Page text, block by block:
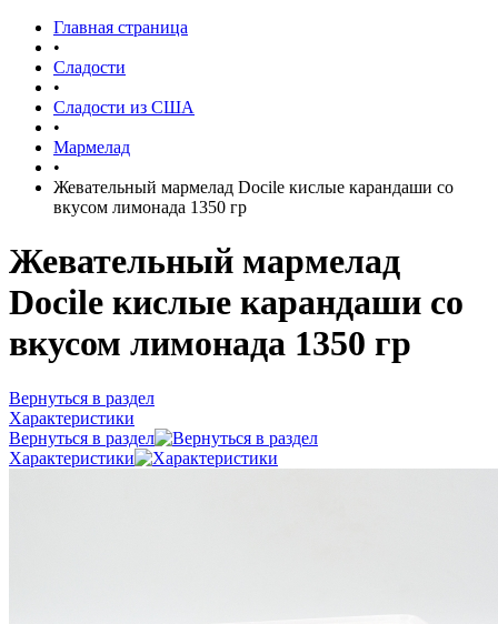
Главная страница
•
Сладости
•
Сладости из США
•
Мармелад
•
Жевательный мармелад Docile кислые карандаши со
вкусом лимонада 1350 гр
Жевательный мармелад
Docile кислые карандаши со
вкусом лимонада 1350 гр
Вернуться в раздел
Характеристики
Вернуться в раздел
Характеристики